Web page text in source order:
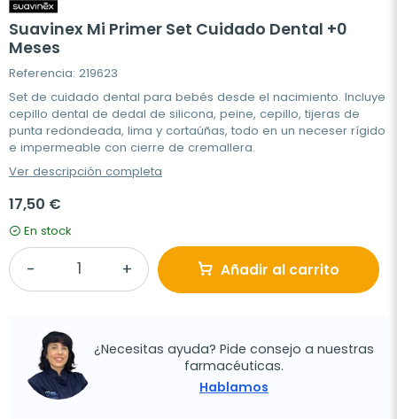
Suavinex Mi Primer Set Cuidado Dental +0
Meses
Referencia: 219623
Set de cuidado dental para bebés desde el nacimiento. Incluye
cepillo dental de dedal de silicona, peine, cepillo, tijeras de
punta redondeada, lima y cortaúñas, todo en un neceser rígido
e impermeable con cierre de cremallera.
Ver descripción completa
17,50 €
En stock
Añadir al carrito
¿Necesitas ayuda? Pide consejo a nuestras
farmacéuticas.
Hablamos